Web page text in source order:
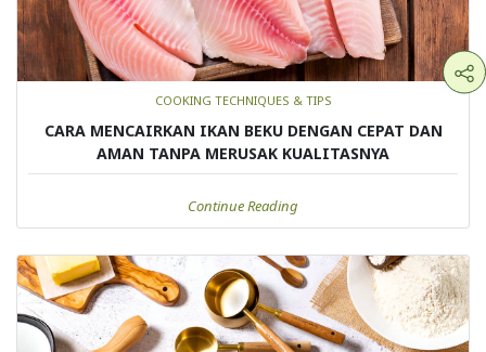
COOKING TECHNIQUES & TIPS
CARA MENCAIRKAN IKAN BEKU DENGAN CEPAT DAN
AMAN TANPA MERUSAK KUALITASNYA
Continue Reading